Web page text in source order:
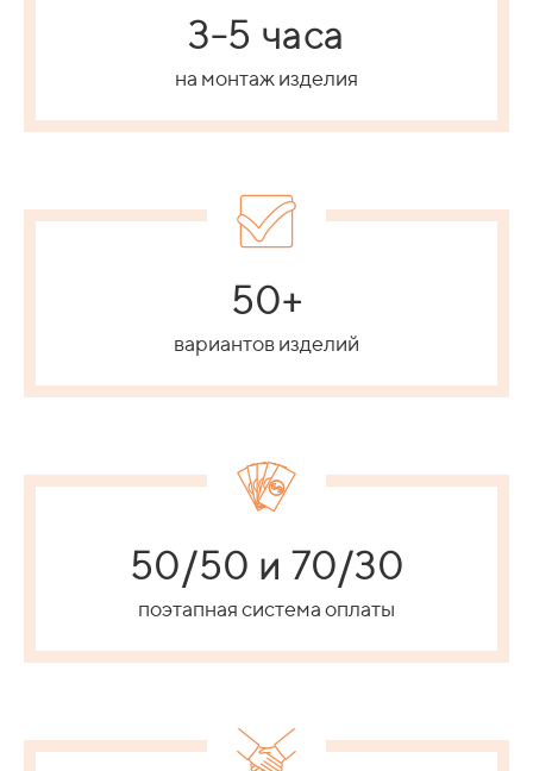
3-5 часа
на монтаж изделия
50+
вариантов изделий
50/50 и 70/30
поэтапная система оплаты